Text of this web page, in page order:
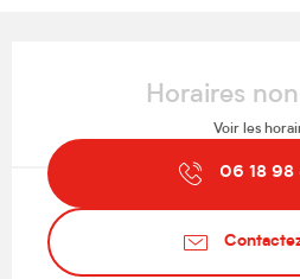
Horaires
Voir les
06 18 98